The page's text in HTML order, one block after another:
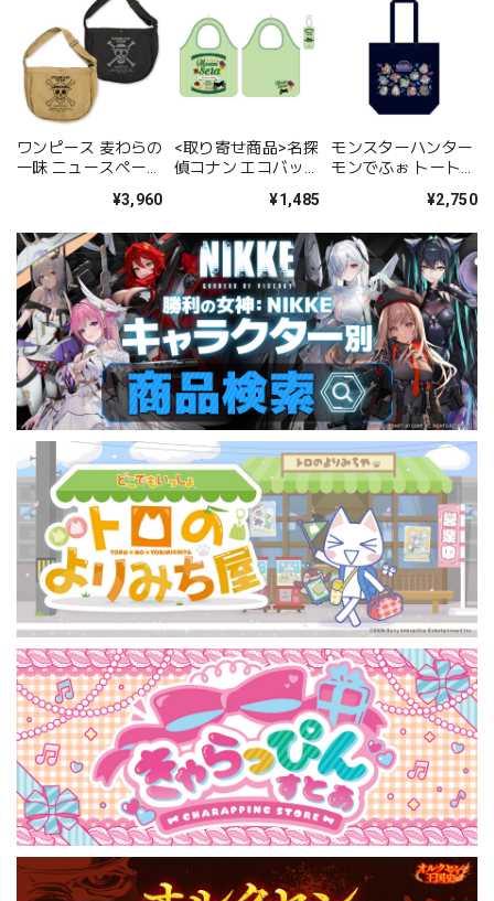
ワンピース 麦わらの
一味 ニュースペーパ
¥3,960
<取り寄せ商品>名探
偵コナン エコバッグ
¥1,485
モンスターハンター
モンでふぉ トートバ
¥2,750